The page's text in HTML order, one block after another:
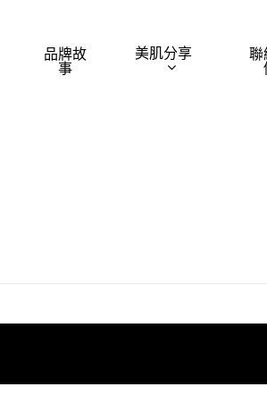
品牌故
事
美肌分享